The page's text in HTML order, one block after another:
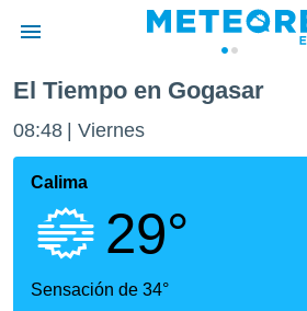
de
por
que se
calidad.
a este
las
El Tiempo en Gogasar
08:48 Viernes
Calima
29°
Sensación de 34°